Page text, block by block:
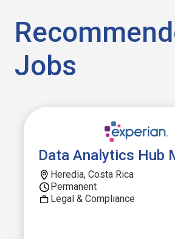
Jobs
Data Analytics Hub
Heredia, Costa Rica
Permanent
Legal & Compliance